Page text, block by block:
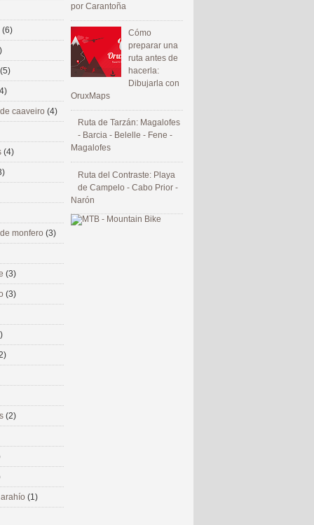
por Carantoña
Cómo
preparar una
ruta antes de
hacerla:
Dibujarla con
OruxMaps
Ruta de Tarzán: Magalofes
- Barcia - Belelle - Fene -
Magalofes
Ruta del Contraste: Playa
de Campelo - Cabo Prior -
Narón
(6)
(5)
caaveiro (4)
(4)
monfero (3)
(3)
(3)
(2)
(1)